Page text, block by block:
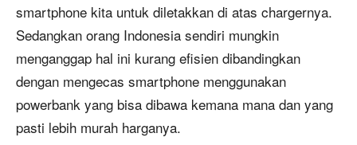
smartphone kita untuk diletakkan di atas chargernya.
Sedangkan orang Indonesia sendiri mungkin
menganggap hal ini kurang efisien dibandingkan
dengan mengecas smartphone menggunakan
powerbank yang bisa dibawa kemana mana dan yang
pasti lebih murah harganya.